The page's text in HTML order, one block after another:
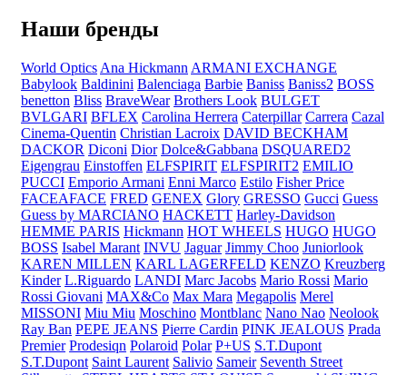
Наши бренды
World Optics Ana Hickmann ARMANI EXCHANGE
Babylook Baldinini Balenciaga Barbie Baniss Baniss2 BOSS
benetton Bliss BraveWear Brothers Look BULGET
BVLGARI BFLEX Carolina Herrera Caterpillar Carrera Cazal
Cinema-Quentin Christian Lacroix DAVID BECKHAM
DACKOR Diconi Dior Dolce&Gabbana DSQUARED2
Eigengrau Einstoffen ELFSPIRIT ELFSPIRIT2 EMILIO
PUCCI Emporio Armani Enni Marco Estilo Fisher Price
FACEAFACE FRED GENEX Glory GRESSO Gucci Guess
Guess by MARCIANO HACKETT Harley-Davidson
HEMME PARIS Hickmann HOT WHEELS HUGO HUGO
BOSS Isabel Marant INVU Jaguar Jimmy Choo Juniorlook
KAREN MILLEN KARL LAGERFELD KENZO Kreuzberg
Kinder L.Riguardo LANDI Marc Jacobs Mario Rossi Mario
Rossi Giovani MAX&Co Max Mara Megapolis Merel
MISSONI Miu Miu Moschino Montblanc Nano Nao Neolook
Ray Ban PEPE JEANS Pierre Cardin PINK JEALOUS Prada
Premier Prodesiqn Polaroid Polar P+US S.T.Dupont
S.T.Dupont Saint Laurent Salivio Sameir Seventh Street